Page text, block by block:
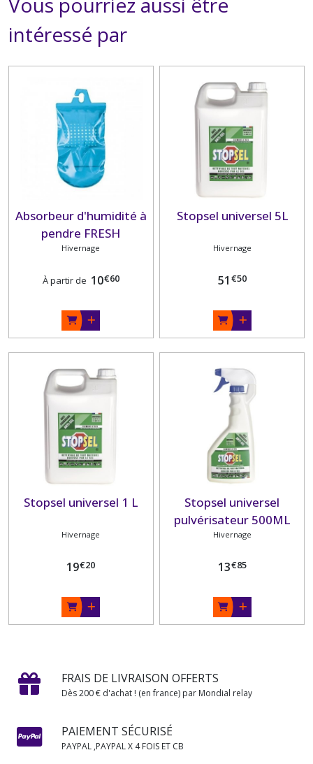
intéressé par
Absorbeur d'humidité à
pendre FRESH
Hivernage
À partir de 10€60
Stopsel universel 5L
Hivernage
51 €50
Stopsel universel 1 L
Hivernage
19€20
Stopsel universel
pulvérisateur 500ML
Hivernage
13€85
FRAIS DE LIVRAISON OFFERTS
Dès 200 € d'achat ! (en france) par Mondial relay
PAIEMENT SÉCURISÉ
PAYPAL ,PAYPAL X 4 FOIS ET CB